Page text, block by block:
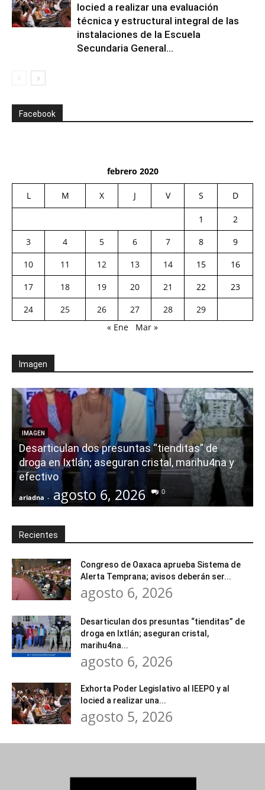
Iocied a realizar una evaluación
técnica y estructural integral de las
instalaciones de la Escuela
Secundaria General...
Facebook
febrero 2020
L M X J V S D
1
2
3
4 5 6 7 8
9
10
11 12 13 14 15
16
17
18 19 20 21 22
23
24
25 26 27 28
29
« Ene
Mar »
Imagen
IMAGEN
Desarticulan dos presuntas “tienditas” de
droga en Ixtlán; aseguran cristal, marihu4na y
efectivo
ariadna - agosto 6, 2026 0
Recientes
Congreso de Oaxaca aprueba Sistema de
Alerta Temprana; avisos deberán ser...
agosto 6, 2026
Desarticulan dos presuntas “tienditas” de
droga en Ixtlán; aseguran cristal,
marihu4na...
agosto 6, 2026
Exhorta Poder Legislativo al IEEPO y al
Iocied a realizar una...
agosto 5, 2026